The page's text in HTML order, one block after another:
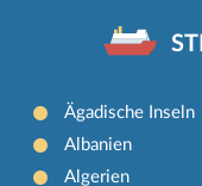
Ägadische Inseln
Albanien
Algerien